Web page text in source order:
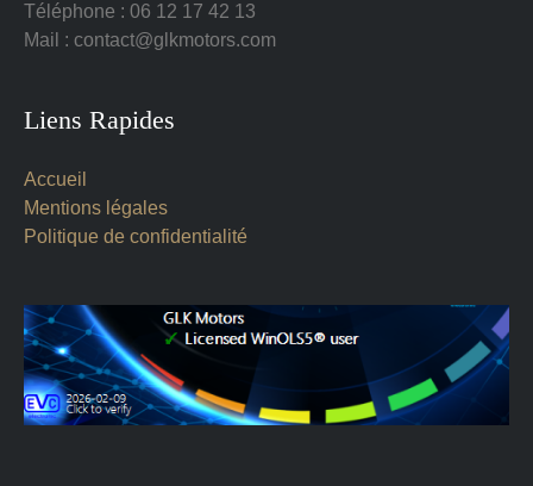
Téléphone : 06 12 17 42 13
Mail : contact@glkmotors.com
Liens Rapides
Accueil
Mentions légales
Politique de confidentialité